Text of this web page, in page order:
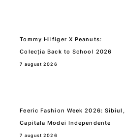
Tommy Hilfiger X Peanuts:
Colecția Back to School 2026
7 august 2026
Feeric Fashion Week 2026: Sibiul,
Capitala Modei Independente
7 august 2026